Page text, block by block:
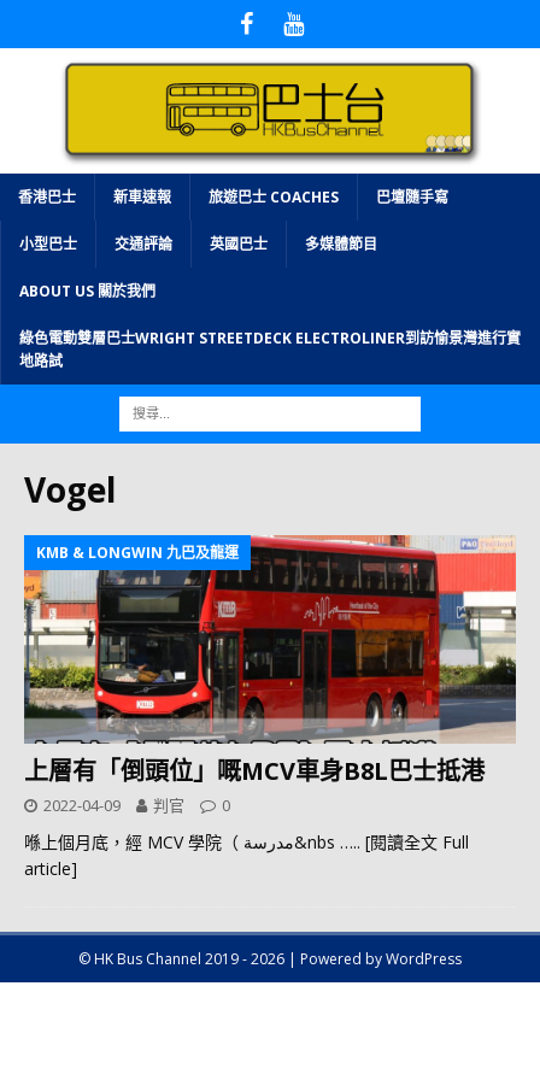
香港巴士 新車速報 旅遊巴士 COACHES 巴壇隨手寫
小型巴士 交通評論 英國巴士 多媒體節目
ABOUT US 關於我們
綠色電動雙層巴士WRIGHT STREETDECK ELECTROLINER到訪愉景灣進行實
地路試
Vogel
KMB & LONGWIN 九巴及龍運
上層有「倒頭位」嘅MCV車身B8L巴士抵港
2022-04-09 判官 0
喺上個月底，經 MCV 學院（ مدرسة&nbs ….. [閱讀全文 Full
article]
© HK Bus Channel 2019 - 2026 | Powered by WordPress